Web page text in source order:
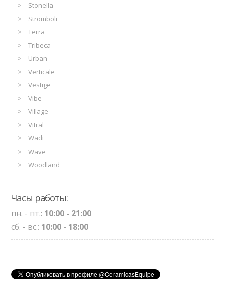
Stonella
Stromboli
Terra
Tribeca
Urban
Verticale
Vestige
Vibe
Village
Vitral
Wadi
Wave
Woodland
Часы работы:
пн. - пт.: 10:00 - 21:00
сб. - вс.: 10:00 - 18:00